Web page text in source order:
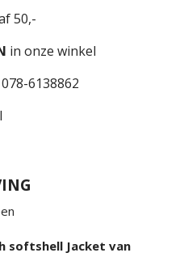
50,-
in onze winkel
6138862
softshell Jacket van